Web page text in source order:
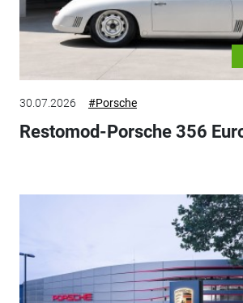
30.07.2026 #Porsche
Restomod-Porsche 356